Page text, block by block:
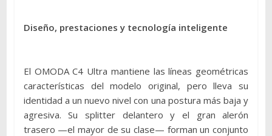
Diseño, prestaciones y tecnología inteligente
El OMODA C4 Ultra mantiene las líneas geométricas
características del modelo original, pero lleva su
identidad a un nuevo nivel con una postura más baja y
agresiva. Su splitter delantero y el gran alerón
trasero —el mayor de su clase— forman un conjunto